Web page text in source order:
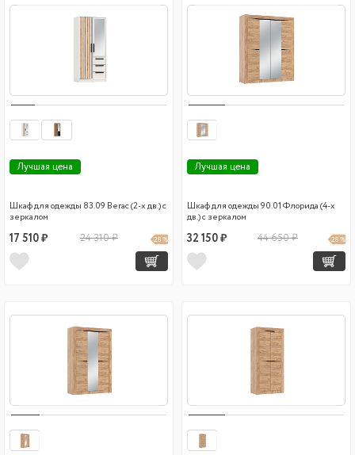
Лучшая цена
Шкаф для одежды 83.09 Вегас (2-х дв.) с
зеркалом
17 510 ₽ 24 310 ₽ 28 %
Лучшая цена
Шкаф для одежды 90.01 Флорида (4-х
дв.) с зеркалом
32 150 ₽ 44 650 ₽ 28 %